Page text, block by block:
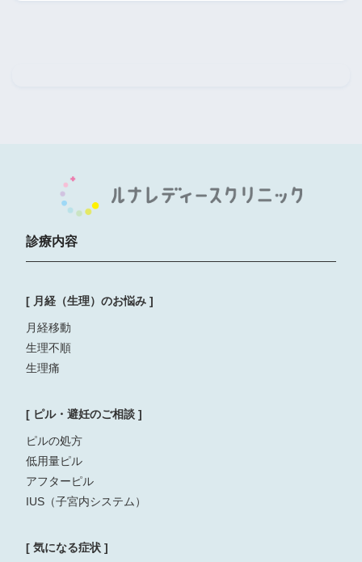
診療内容
[ 月経（生理）のお悩み ]
月経移動
生理不順
生理痛
[ ピル・避妊のご相談 ]
ピルの処方
低用量ピル
アフターピル
IUS（子宮内システム）
[ 気になる症状 ]